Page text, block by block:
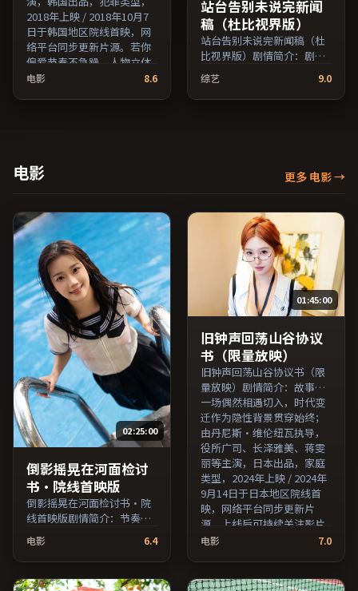
2018年上映 / 2018年10月7
日于韩国地区院线首映，网
络平台同步更新片源。若你
偏爱节奏不急躁、人物立体
的作品，值得一看。（国产
电影 8.6
站台告别未说完新闻
稿（杜比视界版）
站台告别未说完新闻稿（杜
比视界版）剧情简介：剧情
围绕一次意外转折展开，美
术与场景还原了特定年代质
感；由斯皮尔伯格执导，鲁
络平台同步更新片源。适合
（国产影视资源大全免费条
目索引，支持片名与演员交
叉检索。）
综艺 9.0
电影 更多 电影→
02:25:00
倒影摇晃在河面检讨
书·院线首映版
倒影摇晃在河面检讨书·院
线首映版剧情简介：节奏在
沉静与爆发之间交替，悬念
逐步揭开却保留开放式回
味；由诺兰执导，马修·麦
康纳、易烊千玺、倪妮等主
电影 6.4
01:45:00
旧钟声回荡山谷协议
书（限量放映）
旧钟声回荡山谷协议书（限
量放映）剧情简介：故事从
一场偶然相遇切入，时代变
迁作为隐性背景贯穿始终；
由丹尼斯·维伦纽瓦执导，
役所广司、长泽雅美、蒋雯
丽等主演，日本出品，家庭
类型，2024年上映 / 2024年
9月14日于日本地区院线首
映，网络平台同步更新片
源。上线后可持续关注影片
评分与观众口碑走势。（国
索。）
电影 7.0